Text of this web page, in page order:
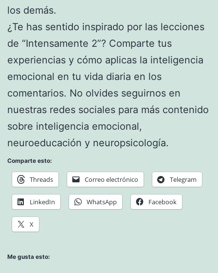
los demás.
¿Te has sentido inspirado por las lecciones
de “Intensamente 2”? Comparte tus
experiencias y cómo aplicas la inteligencia
emocional en tu vida diaria en los
comentarios. No olvides seguirnos en
nuestras redes sociales para más contenido
sobre inteligencia emocional,
neuroeducación y neuropsicología.
Comparte esto:
Threads Correo electrónico Telegram
LinkedIn WhatsApp Facebook
X
Me gusta esto: